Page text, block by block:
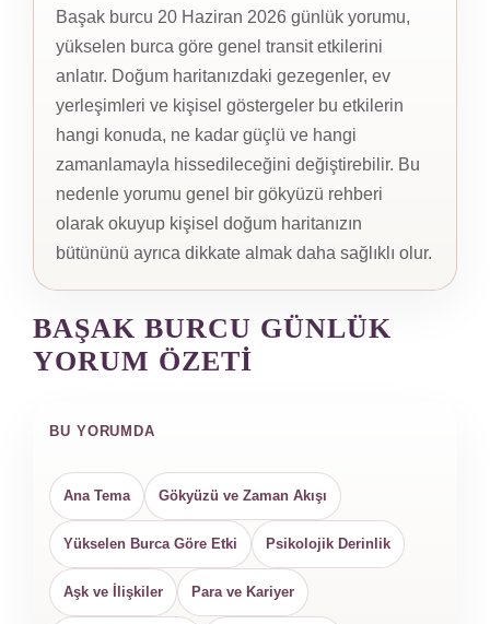
Başak burcu 20 Haziran 2026 günlük yorumu,
yükselen burca göre genel transit etkilerini
anlatır. Doğum haritanızdaki gezegenler, ev
yerleşimleri ve kişisel göstergeler bu etkilerin
hangi konuda, ne kadar güçlü ve hangi
zamanlamayla hissedileceğini değiştirebilir. Bu
nedenle yorumu genel bir gökyüzü rehberi
olarak okuyup kişisel doğum haritanızın
bütününü ayrıca dikkate almak daha sağlıklı olur.
BAŞAK BURCU GÜNLÜK
YORUM ÖZETI
BU YORUMDA
Ana Tema Gökyüzü ve Zaman Akışı
Yükselen Burca Göre Etki Psikolojik Derinlik
Aşk ve İlişkiler Para ve Kariyer